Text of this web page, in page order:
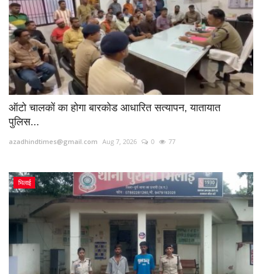
ऑटो चालकों का होगा बारकोड आधारित सत्यापन, यातायात
पुलिस...
azadhindtimes@gmail.com Aug 7, 2026 0 77
भिलाई